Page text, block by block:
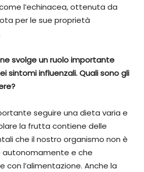
l’echinacea, ottenuta da
per le sue proprietà
svolge un ruolo importante
sintomi influenzali. Quali sono gli
seguire una dieta varia e
la frutta contiene delle
che il nostro organismo non è
autonomamente e che
con l’alimentazione. Anche la